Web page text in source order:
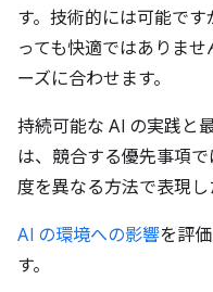
す。技術的には可能で
っても快適ではありま
ーズに合わせます。
持続可能な AI の実践と
は、競合する優先事項
度を異なる方法で表現し
AI の環境への影響を評
す。